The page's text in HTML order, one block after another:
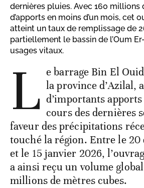
dernières pluies. Avec 160 millions
d’apports en moins d’un mois, cet
atteint un taux de remplissage de
partiellement le bassin de l’Oum
usages vitaux.
L e barrage Bin El
la province d’Azilal,
d’importants apports
cours des dernières
faveur des précipitations
touché la région. Entre le 20
et le 15 janvier 2026,
a ainsi reçu un volume
millions de mètres cubes.